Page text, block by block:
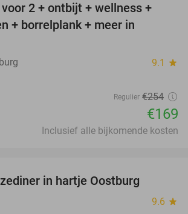
33%
2 + ontbijt + wellness +
+ borrelplank + meer in
9.1 star
Regulier €254
€169
Inclusief alle bijkomende kosten
in hartje Oostburg
9.6 star